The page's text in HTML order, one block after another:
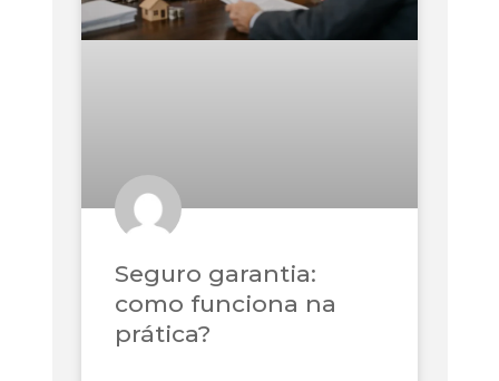
Seguro garantia:
como funciona na
prática?